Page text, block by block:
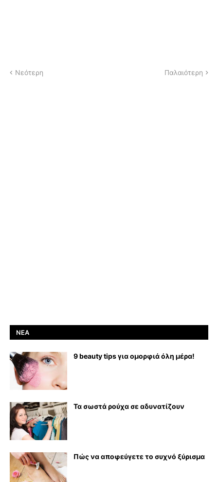
Νεότερη Παλαιότερη
ΝΈΑ
9 beauty tips για ομορφιά όλη μέρα!
Τα σωστά ρούχα σε αδυνατίζουν
Πώς να αποφεύγετε το συχνό ξύρισμα